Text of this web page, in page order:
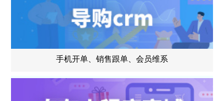
手机开单、销售跟单、会员维系